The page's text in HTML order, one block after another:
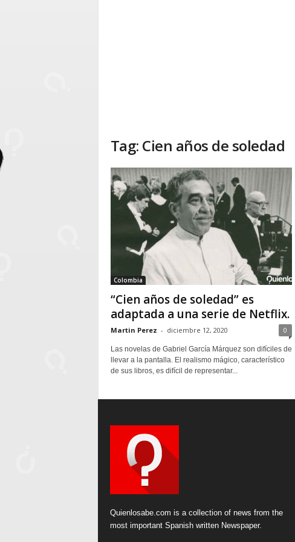
Tag: Cien años de soledad
Colombia
“Cien años de soledad” es
adaptada a una serie de Netflix.
Martin Perez - diciembre 12, 2020 0
Las novelas de Gabriel García Márquez son difíciles de
llevar a la pantalla. El realismo mágico, característico
de sus libros, es difícil de representar...
Quienlosabe.com is a collection of news from the
most important Spanish written Newspaper.